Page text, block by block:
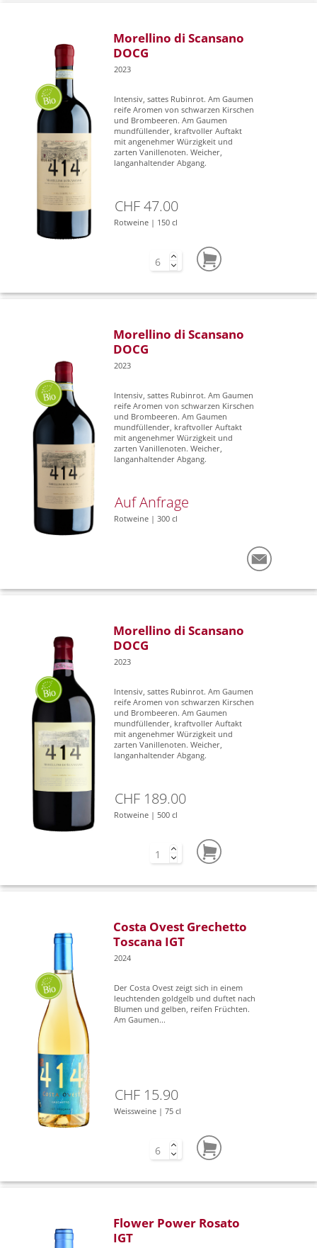
Morellino di Scansano
DOCG
2023
Intensiv, sattes Rubinrot. Am Gaumen
reife Aromen von schwarzen Kirschen
und Brombeeren. Am Gaumen
mundfüllender, kraftvoller Auftakt
mit angenehmer Würzigkeit und
zarten Vanillenoten. Weicher,
langanhaltender Abgang.
CHF 47.00
Rotweine | 150 cl
Morellino di Scansano
DOCG
2023
Intensiv, sattes Rubinrot. Am Gaumen
reife Aromen von schwarzen Kirschen
und Brombeeren. Am Gaumen
mundfüllender, kraftvoller Auftakt
mit angenehmer Würzigkeit und
zarten Vanillenoten. Weicher,
langanhaltender Abgang.
Auf Anfrage
Rotweine | 300 cl
Morellino di Scansano
DOCG
2023
Intensiv, sattes Rubinrot. Am Gaumen
reife Aromen von schwarzen Kirschen
und Brombeeren. Am Gaumen
mundfüllender, kraftvoller Auftakt
mit angenehmer Würzigkeit und
zarten Vanillenoten. Weicher,
langanhaltender Abgang.
CHF 189.00
Rotweine | 500 cl
Costa Ovest Grechetto
Toscana IGT
2024
Der Costa Ovest zeigt sich in einem
leuchtenden goldgelb und duftet nach
Blumen und gelben, reifen Früchten.
Am Gaumen...
CHF 15.90
Weissweine | 75 cl
Flower Power Rosato
IGT